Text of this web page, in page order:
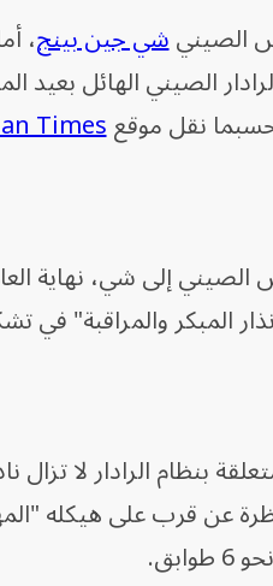
الصينيشي جين بينج،
الصيني الهائل بعيد
نقل موقعTimes
إلى شي، نهاية
المبكر والمراقبة" في
بنظام الرادار لا تزال
عن قرب على هيكله